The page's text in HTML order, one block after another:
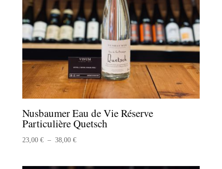
Nusbaumer Eau de Vie Réserve
Particulière Quetsch
23,00 € – 38,00 €Plage